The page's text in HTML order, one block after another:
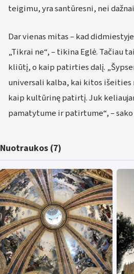
teigimu, yra santūresni, nei
Dar vienas mitas – kad
„Tikrai ne“, – tikina Eglė. Tačiau
kliūtį, o kaip patirties dalį.
universali kalba, kai kitos
kaip kultūrinę patirtį. Juk
pamatytume ir patirtume“, –
Nuotraukos (7)